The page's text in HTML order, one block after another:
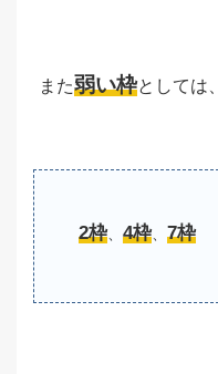
また弱い枠としては、
2枠、 4枠、 7枠